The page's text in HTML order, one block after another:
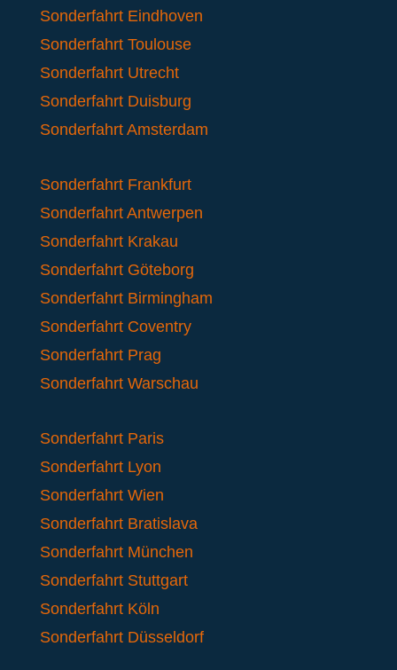
Sonderfahrt Eindhoven
Sonderfahrt Toulouse
Sonderfahrt Utrecht
Sonderfahrt Duisburg
Sonderfahrt Amsterdam
Sonderfahrt Frankfurt
Sonderfahrt Antwerpen
Sonderfahrt Krakau
Sonderfahrt Göteborg
Sonderfahrt Birmingham
Sonderfahrt Coventry
Sonderfahrt Prag
Sonderfahrt Warschau
Sonderfahrt Paris
Sonderfahrt Lyon
Sonderfahrt Wien
Sonderfahrt Bratislava
Sonderfahrt München
Sonderfahrt Stuttgart
Sonderfahrt Köln
Sonderfahrt Düsseldorf